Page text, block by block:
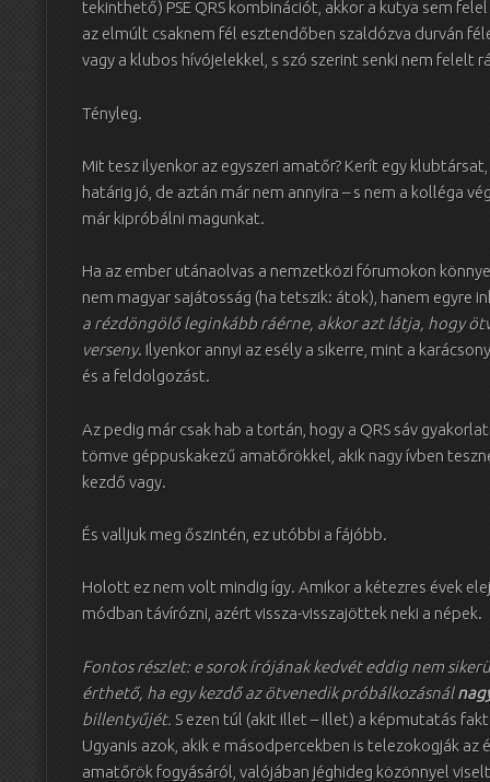
tekinthető) PSE QRS kombinációt, akkor a kutya sem
az elmúlt csaknem fél esztendőben szaldózva durván
vagy a klubos hívójelekkel, s szó szerint senki nem felelt
Tényleg.
Mit tesz ilyenkor az egyszeri amatőr? Kerít egy
határig jó, de aztán már nem annyira – s nem a kolléga
már kipróbálni magunkat.
Ha az ember utánaolvas a nemzetközi fórumokon
nem magyar sajátosság (ha tetszik: átok), hanem egyre
a rézdöngölő leginkább ráérne, akkor azt látja, hogy
verseny. Ilyenkor annyi az esély a sikerre, mint a
és a feldolgozást.
Az pedig már csak hab a tortán, hogy a QRS sáv
tömve géppuskakezű amatőrökkel, akik nagy ívben
kezdő vagy.
És valljuk meg őszintén, ez utóbbi a fájóbb.
Holott ez nem volt mindig így. Amikor a kétezres évek
módban távírózni, azért vissza-visszajöttek neki a népek.
Fontos részlet: e sorok írójának kedvét eddig nem
érthető, ha egy kezdő az ötvenedik próbálkozásnál
billentyűjét. S ezen túl (akit illet – illet) a képmutatás
Ugyanis azok, akik e másodpercekben is telezokogják
amatőrök fogyásáról, valójában jéghideg közönnyel